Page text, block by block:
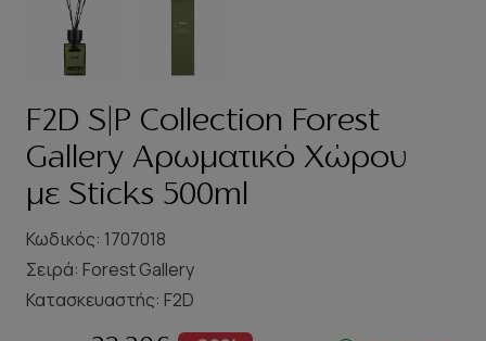
F2D S|P Collection Forest
Gallery Αρωματικό Χώρου
με Sticks 500ml
Κωδικός: 1707018
Σειρά: Forest Gallery
Κατασκευαστής: F2D